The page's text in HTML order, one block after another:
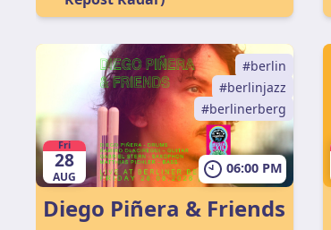
berlin
berlinjazz
berlinerberg
Fri
28
AUG
06:00 PM
Diego Piñera & Friends